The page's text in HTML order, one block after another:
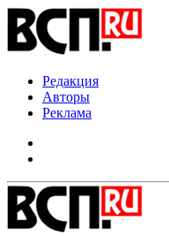
Редакция
Авторы
Реклама